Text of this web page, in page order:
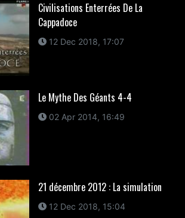
Civilisations Enterrées De La
Cappadoce
12 Dec 2018, 17:07
Le Mythe Des Géants 4-4
02 Apr 2014, 16:49
21 décembre 2012 : La simulation
12 Dec 2018, 15:04